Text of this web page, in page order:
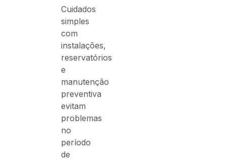
Cuidados
simples
com
instalações,
reservatórios
e
manutenção
preventiva
evitam
problemas
no
período
de